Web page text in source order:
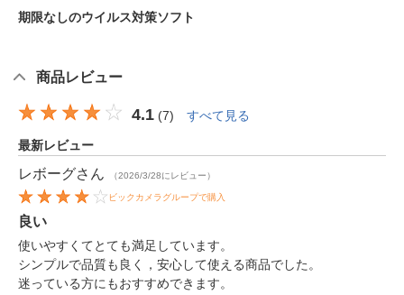
期限なしのウイルス対策ソフト
商品レビュー
4.1 (7) すべて見る
最新レビュー
レボーグさん （2026/3/28にレビュー）
ビックカメラグループで購入
良い
使いやすくてとても満足しています。
シンプルで品質も良く，安心して使える商品でした。
迷っている方にもおすすめできます。